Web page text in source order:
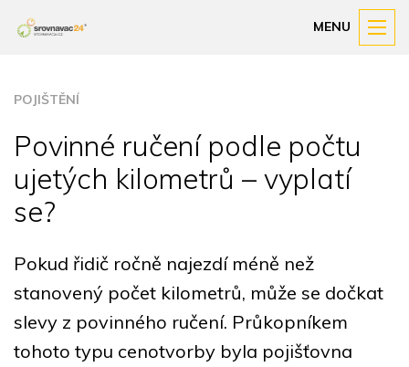
MENU
POJIŠTĚNÍ
Povinné ručení podle počtu
ujetých kilometrů – vyplatí
se?
Pokud řidič ročně najezdí méně než
stanovený počet kilometrů, může se dočkat
slevy z povinného ručení. Průkopníkem
tohoto typu cenotvorby byla pojišťovna